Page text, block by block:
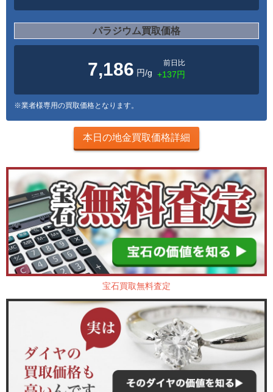
パラジウム買取価格
7,186 円/g
前日比
+137円
※業者様専用の買取価格となります。
本日の地金買取価格詳細
宝石買取無料査定